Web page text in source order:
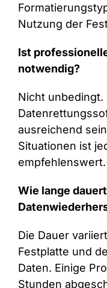
Nutzung der
Ist
notwendig?
Nicht unbedingt.
ausreichend
Situationen ist
empfehlenswert.
Wie lange
Die Dauer
Festplatte und
Daten. Einige
Stunden